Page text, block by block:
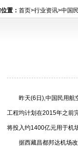
置： 首页>行业资讯>中国
昨天(6日),中国民用航空
工程均计划在2015年之前
将投入约1400亿元用于机
据西藏昌都邦达机场改